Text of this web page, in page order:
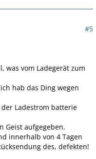
#5
was vom Ladegerät zum
hab das Ding wegen
der Ladestrom batterie
Geist aufgegeben.
innerhalb von 4 Tagen
des, defekten!